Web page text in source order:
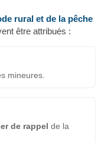
rural et de la pêche
être attribués :
mineures.
de rappel de la